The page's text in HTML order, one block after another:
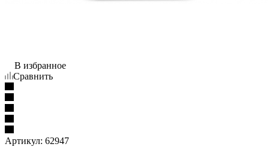
В избранное
Сравнить
Артикул: 62947